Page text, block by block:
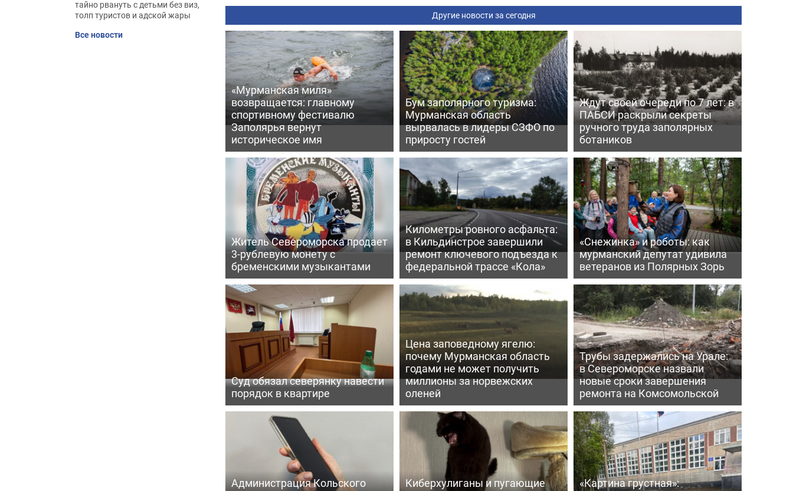
Другие новости за сегодня
«Мурманская миля»
возвращается: главному
спортивному фестивалю
Заполярья вернут
историческое имя
Бум заполярного туризма:
Мурманская область
вырвалась в лидеры СЗФО по
приросту гостей
Ждут своей очереди по 7 лет: в
ПАБСИ раскрыли секреты
ручного труда заполярных
ботаников
Житель Североморска продает
3-рублевую монету с
бременскими музыкантами
Километры ровного асфальта:
в Кильдинстрое завершили
ремонт ключевого подъезда к
федеральной трассе «Кола»
«Снежинка» и роботы: как
мурманский депутат удивила
ветеранов из Полярных Зорь
Суд обязал северянку навести
порядок в квартире
Цена заповедному ягелю:
почему Мурманская область
годами не может получить
миллионы за норвежских
оленей
Трубы задержались на Урале:
в Североморске назвали
новые сроки завершения
ремонта на Комсомольской
Администрация Кольского
Киберхулиганы и пугающие
«Картина грустная»:
тайно рвануть с детьми без виз,
толп туристов и адской жары
Все новости